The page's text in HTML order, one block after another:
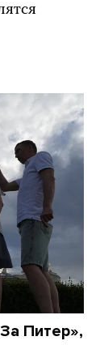
Питер»,